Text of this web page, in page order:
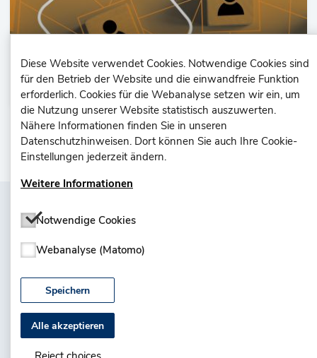
(Lehrkraft)
Datenschutzerklärung
Diese Website verwendet Cookies. Notwendige Cookies sind
für den Betrieb der Website und die einwandfreie Funktion
erforderlich. Cookies für die Webanalyse setzen wir ein, um
die Nutzung unserer Website statistisch auszuwerten.
Nähere Informationen finden Sie in unseren
Datenschutzhinweisen. Dort können Sie auch Ihre Cookie-
Einstellungen jederzeit ändern.
Weitere Informationen
Notwendige Cookies
Webanalyse (Matomo)
Speichern
Alle akzeptieren